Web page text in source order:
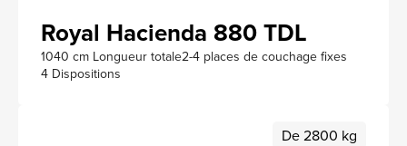
Royal Hacienda 880 TDL
1040 cm Longueur totale2-4 places de couchage fixes
4 Dispositions
De 2800 kg